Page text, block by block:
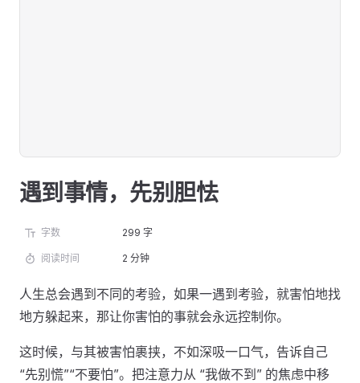
遇到事情，先别胆怯
字数 299 字
阅读时间 2 分钟
人生总会遇到不同的考验，如果一遇到考验，就害怕地找
地方躲起来，那让你害怕的事就会永远控制你。
这时候，与其被害怕裹挟，不如深吸一口气，告诉自己
“先别慌”“不要怕”。把注意力从 “我做不到” 的焦虑中移